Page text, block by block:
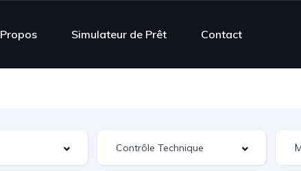
Simulateur de Prêt Contact